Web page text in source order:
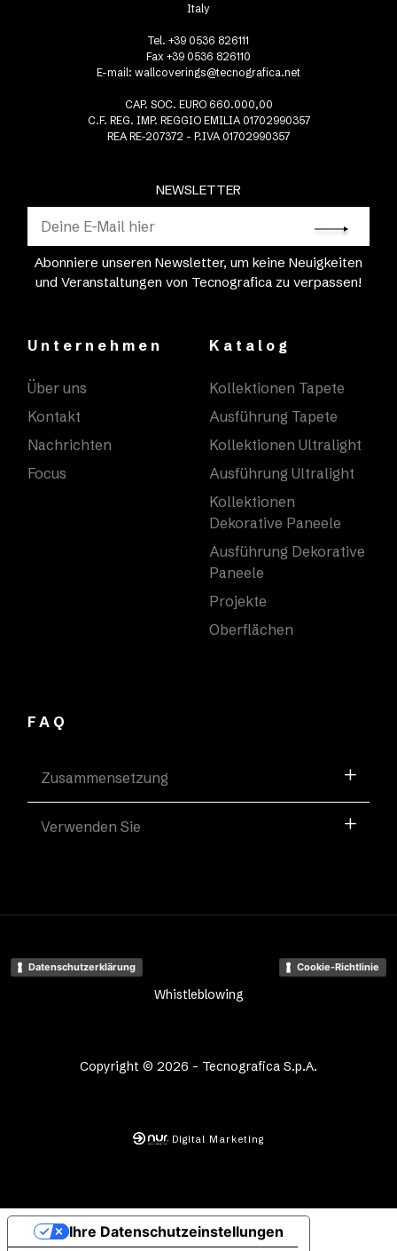
NEWSLETTER
Abonniere unseren Newsletter, um keine Neuigkeiten
und Veranstaltungen von Tecnografica zu verpassen!
Italy
Tel. +39 0536 826111
Fax +39 0536 826110
E-mail: wallcoverings@tecnografica.net
CAP. SOC. EURO 660.000,00
C.F. REG. IMP. REGGIO EMILIA 01702990357
REA RE-207372 - P.IVA 01702990357
Unternehmen
Über uns
Kontakt
Nachrichten
Focus
Katalog
Kollektionen Tapete
Ausführung Tapete
Kollektionen Ultralight
Ausführung Ultralight
Kollektionen
Dekorative Paneele
Ausführung Dekorative
Paneele
Projekte
Oberflächen
FAQ
Zusammensetzung
Verwenden Sie
Copyright © 2026 - Tecnografica S.p.A.
Datenschutzerklärung Cookie-Richtlinie
Whistleblowing
Digital Marketing
Ihre Datenschutzeinstellungen